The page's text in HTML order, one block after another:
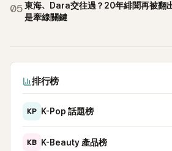
05東海、Dara交往過？20年緋聞再被
是牽線關鍵
排行榜
KP K-Pop 話題榜
KB K-Beauty 產品榜